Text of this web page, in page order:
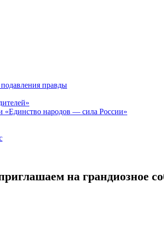
правды
«Единство народов — сила России»
на грандиозное